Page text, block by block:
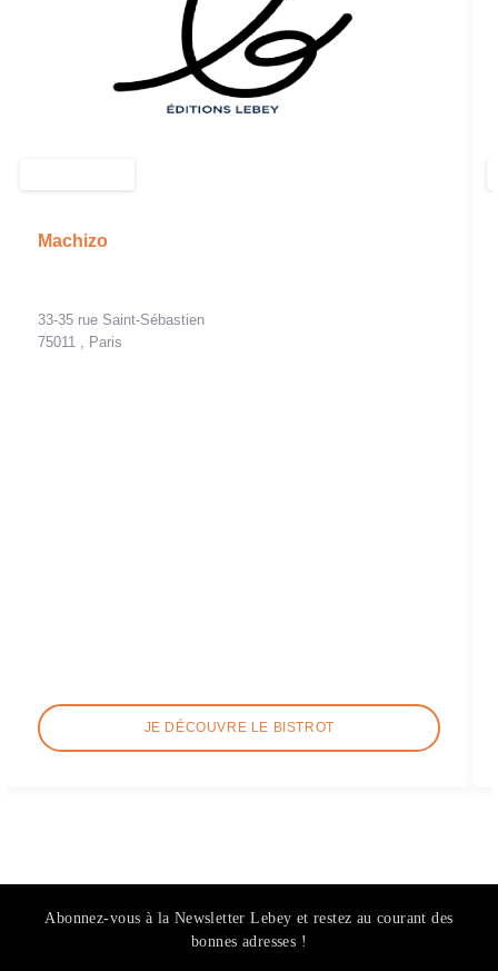
Machizo
33-35 rue Saint-Sébastien
75011 , Paris
JE DÉCOUVRE LE BISTROT
Abonnez-vous à la Newsletter Lebey et restez au courant des
bonnes adresses !